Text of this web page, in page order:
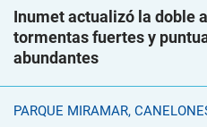
Inumet actualizó la doble
tormentas fuertes y
abundantes
PARQUE MIRAMAR,